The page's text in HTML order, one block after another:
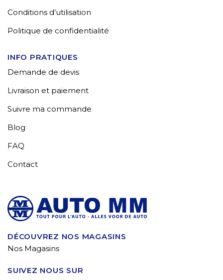
Conditions d’utilisation
Politique de confidentialité
INFO PRATIQUES
Demande de devis
Livraison et paiement
Suivre ma commande
Blog
FAQ
Contact
DÉCOUVREZ NOS MAGASINS
Nos Magasins
SUIVEZ NOUS SUR